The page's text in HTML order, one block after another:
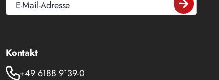
E-Mail-Adresse
Kontakt
+49 6188 9139-0